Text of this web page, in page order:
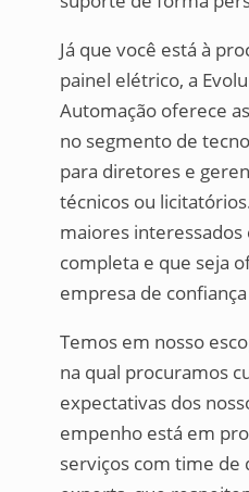
Já que você está à
painel elétrico, a
Automação oferece
no segmento de
para diretores e
técnicos ou
maiores
completa e que seja
empresa de
Temos em nosso
na qual procuramos
expectativas dos
empenho está em
serviços com time de